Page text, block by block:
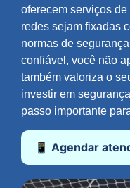
oferecem serviços
redes sejam fixadas
normas de
confiável, você não
também valoriza o
investir em
passo importante
📱 Agendar